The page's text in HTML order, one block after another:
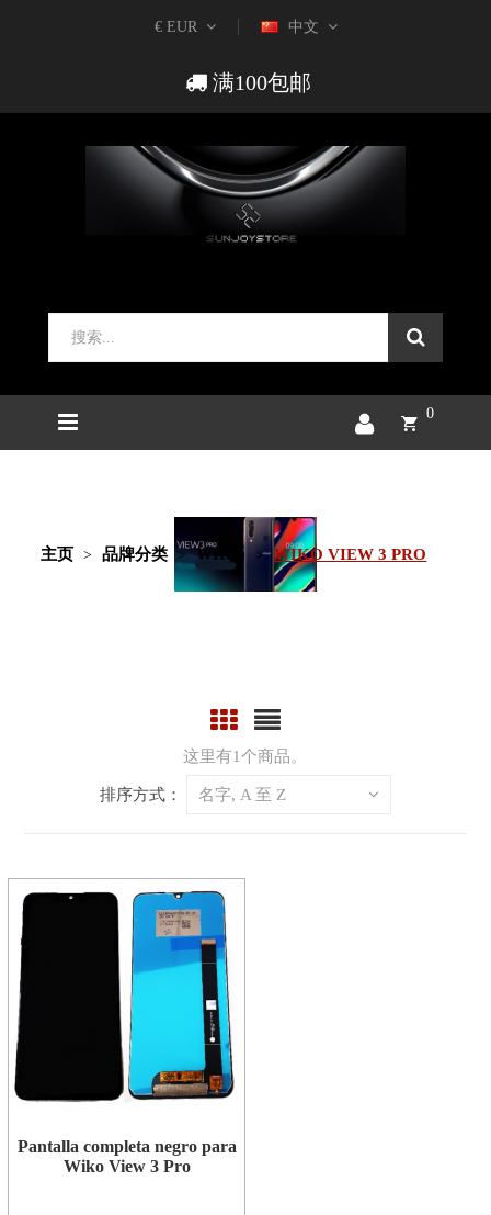
€ EUR 中文
满100包邮
0
主页 品牌分类 WIKO WIKO VIEW 3 PRO
这里有1个商品。
排序方式： 名字, A 至 Z
Pantalla completa negro para
Wiko View 3 Pro